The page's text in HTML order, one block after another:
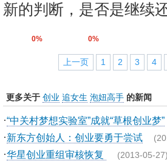
新的判断，是否是继续
0% 0%
上一页 1 2 3 4
更多关于 创业 追女生 泡妞高手 的新闻
·“中关村梦想实验室”成就“草根创业梦”
·新东方创始人：创业要勇于尝试
·华星创业重组审核恢复 (2013-05-27)